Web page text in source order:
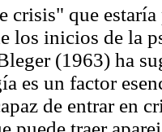
crisis" que
los inicios de la
(1963) ha
es un factor
de entrar en